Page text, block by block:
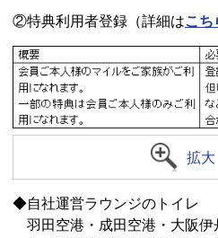
②特典利用者登録（詳細はこち
拡大
◆自社運営ラウンジのトイレ
羽田空港・成田空港・大阪